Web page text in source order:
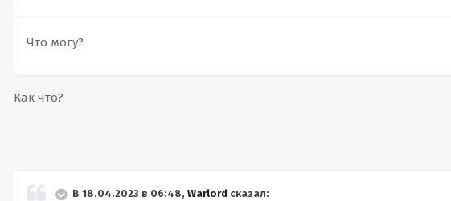
Что могу?
Как что?
В 18.04.2023 в 06:48,Warlord сказал: